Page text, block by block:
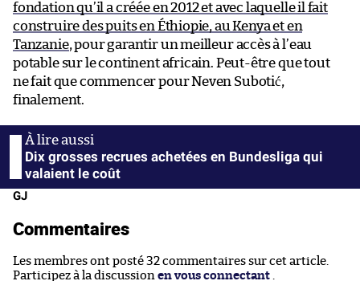
fondation qu’il a créée en 2012 et avec laquelle il fait
construire des puits en Éthiopie, au Kenya et en
Tanzanie, pour garantir un meilleur accès à l’eau
potable sur le continent africain. Peut-être que tout
ne fait que commencer pour Neven Subotić,
finalement.
Dix grosses recrues achetées en Bundesliga qui
valaient le coût
GJ
Commentaires
Les membres ont posté 32 commentaires sur cet article.
Participez à la discussion en vous connectant .